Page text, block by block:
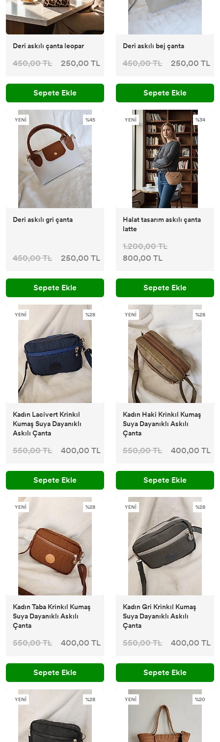
Deri askılı çanta leopar
450,00 TL 250,00 TL
Sepete Ekle
Deri askılı bej çanta
450,00 TL 250,00 TL
Sepete Ekle
YENİ %45
Deri askılı gri çanta
450,00 TL 250,00 TL
Sepete Ekle
YENİ %34
Halat tasarım askılı çanta
latte
1.200,00 TL
800,00 TL
Sepete Ekle
YENİ %28
Kadın Lacivert Krinkıl
Kumaş Suya Dayanıklı
Askılı Çanta
550,00 TL 400,00 TL
Sepete Ekle
YENİ %28
Kadın Haki Krinkıl Kumaş
Suya Dayanıklı Askılı
Çanta
550,00 TL 400,00 TL
Sepete Ekle
YENİ %28
Kadın Taba Krinkıl Kumaş
Suya Dayanıklı Askılı
Çanta
550,00 TL 400,00 TL
Sepete Ekle
YENİ %28
Kadın Gri Krinkıl Kumaş
Suya Dayanıklı Askılı
Çanta
550,00 TL 400,00 TL
Sepete Ekle
YENİ %28 YENİ %20